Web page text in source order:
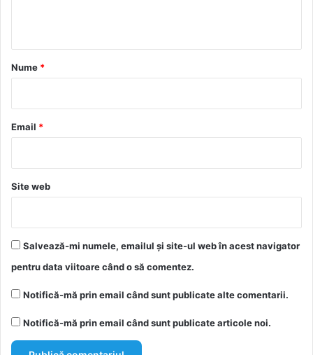
r
*
Nume *
Email *
Site web
Salvează-mi numele, emailul și site-ul web în acest navigator
pentru data viitoare când o să comentez.
Notifică-mă prin email când sunt publicate alte comentarii.
Notifică-mă prin email când sunt publicate articole noi.